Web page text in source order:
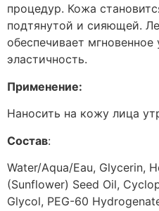
процедур. Кожа
подтянутой и сияющей.
обеспечивает
эластичность.
Применение:
Наносить на кожу лица
Состав:
Water/Aqua/Eau, Glycerin,
(Sunflower) Seed Oil,
Glycol, PEG-60